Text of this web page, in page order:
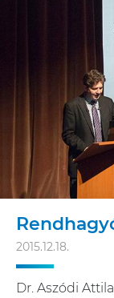
2015.12.18.
Dr. Aszódi